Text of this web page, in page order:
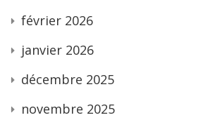
février 2026
janvier 2026
décembre 2025
novembre 2025